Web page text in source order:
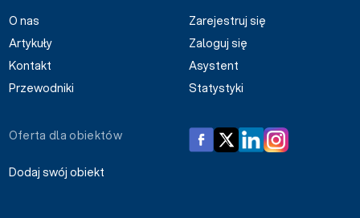
O nas
Artykuły
Kontakt
Przewodniki
Zarejestruj się
Zaloguj się
Asystent
Statystyki
Oferta dla obiektów
Dodaj swój obiekt